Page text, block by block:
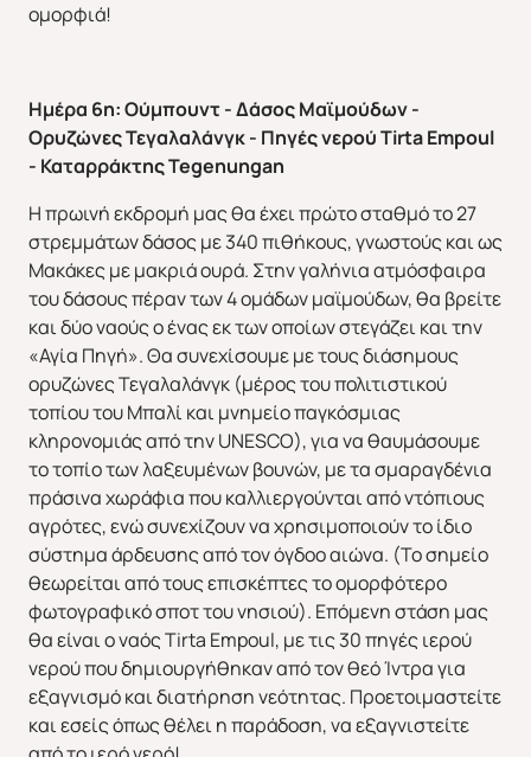
Άνοιξη 2027 Καλοκαίρι 2026
ομορφιά!
Ημέρα 6η: Ούμπουντ - Δάσος Μαϊμούδων -
Ορυζώνες Τεγαλαλάνγκ - Πηγές νερούTirtaEmpoul
- ΚαταρράκτηςTegenungan
Η πρωινή εκδρομή μας θα έχει πρώτο σταθμό το 27
στρεμμάτων δάσος με 340 πιθήκους, γνωστούς και ως
Μακάκες με μακριά ουρά. Στην γαλήνια ατμόσφαιρα
του δάσους πέραν των 4 ομάδων μαϊμούδων, θα βρείτε
και δύο ναούς ο ένας εκ των οποίων στεγάζει και την
«Αγία Πηγή». Θα συνεχίσουμε με τους διάσημους
ορυζώνες Τεγαλαλάνγκ (μέρος του πολιτιστικού
τοπίου του Μπαλί και μνημείο παγκόσμιας
κληρονομιάς από την UNESCO), για να θαυμάσουμε
το τοπίο των λαξευμένων βουνών, με τα σμαραγδένια
πράσινα χωράφια που καλλιεργούνται από ντόπιους
αγρότες, ενώ συνεχίζουν να χρησιμοποιούν το ίδιο
σύστημα άρδευσης από τον όγδοο αιώνα. (Το σημείο
θεωρείται από τους επισκέπτες το ομορφότερο
φωτογραφικό σποτ του νησιού). Επόμενη στάση μας
θα είναι ο ναός Tirta Empoul, με τις 30 πηγές ιερού
νερού που δημιουργήθηκαν από τον θεό Ίντρα για
εξαγνισμό και διατήρηση νεότητας. Προετοιμαστείτε
και εσείς όπως θέλει η παράδοση, να εξαγνιστείτε